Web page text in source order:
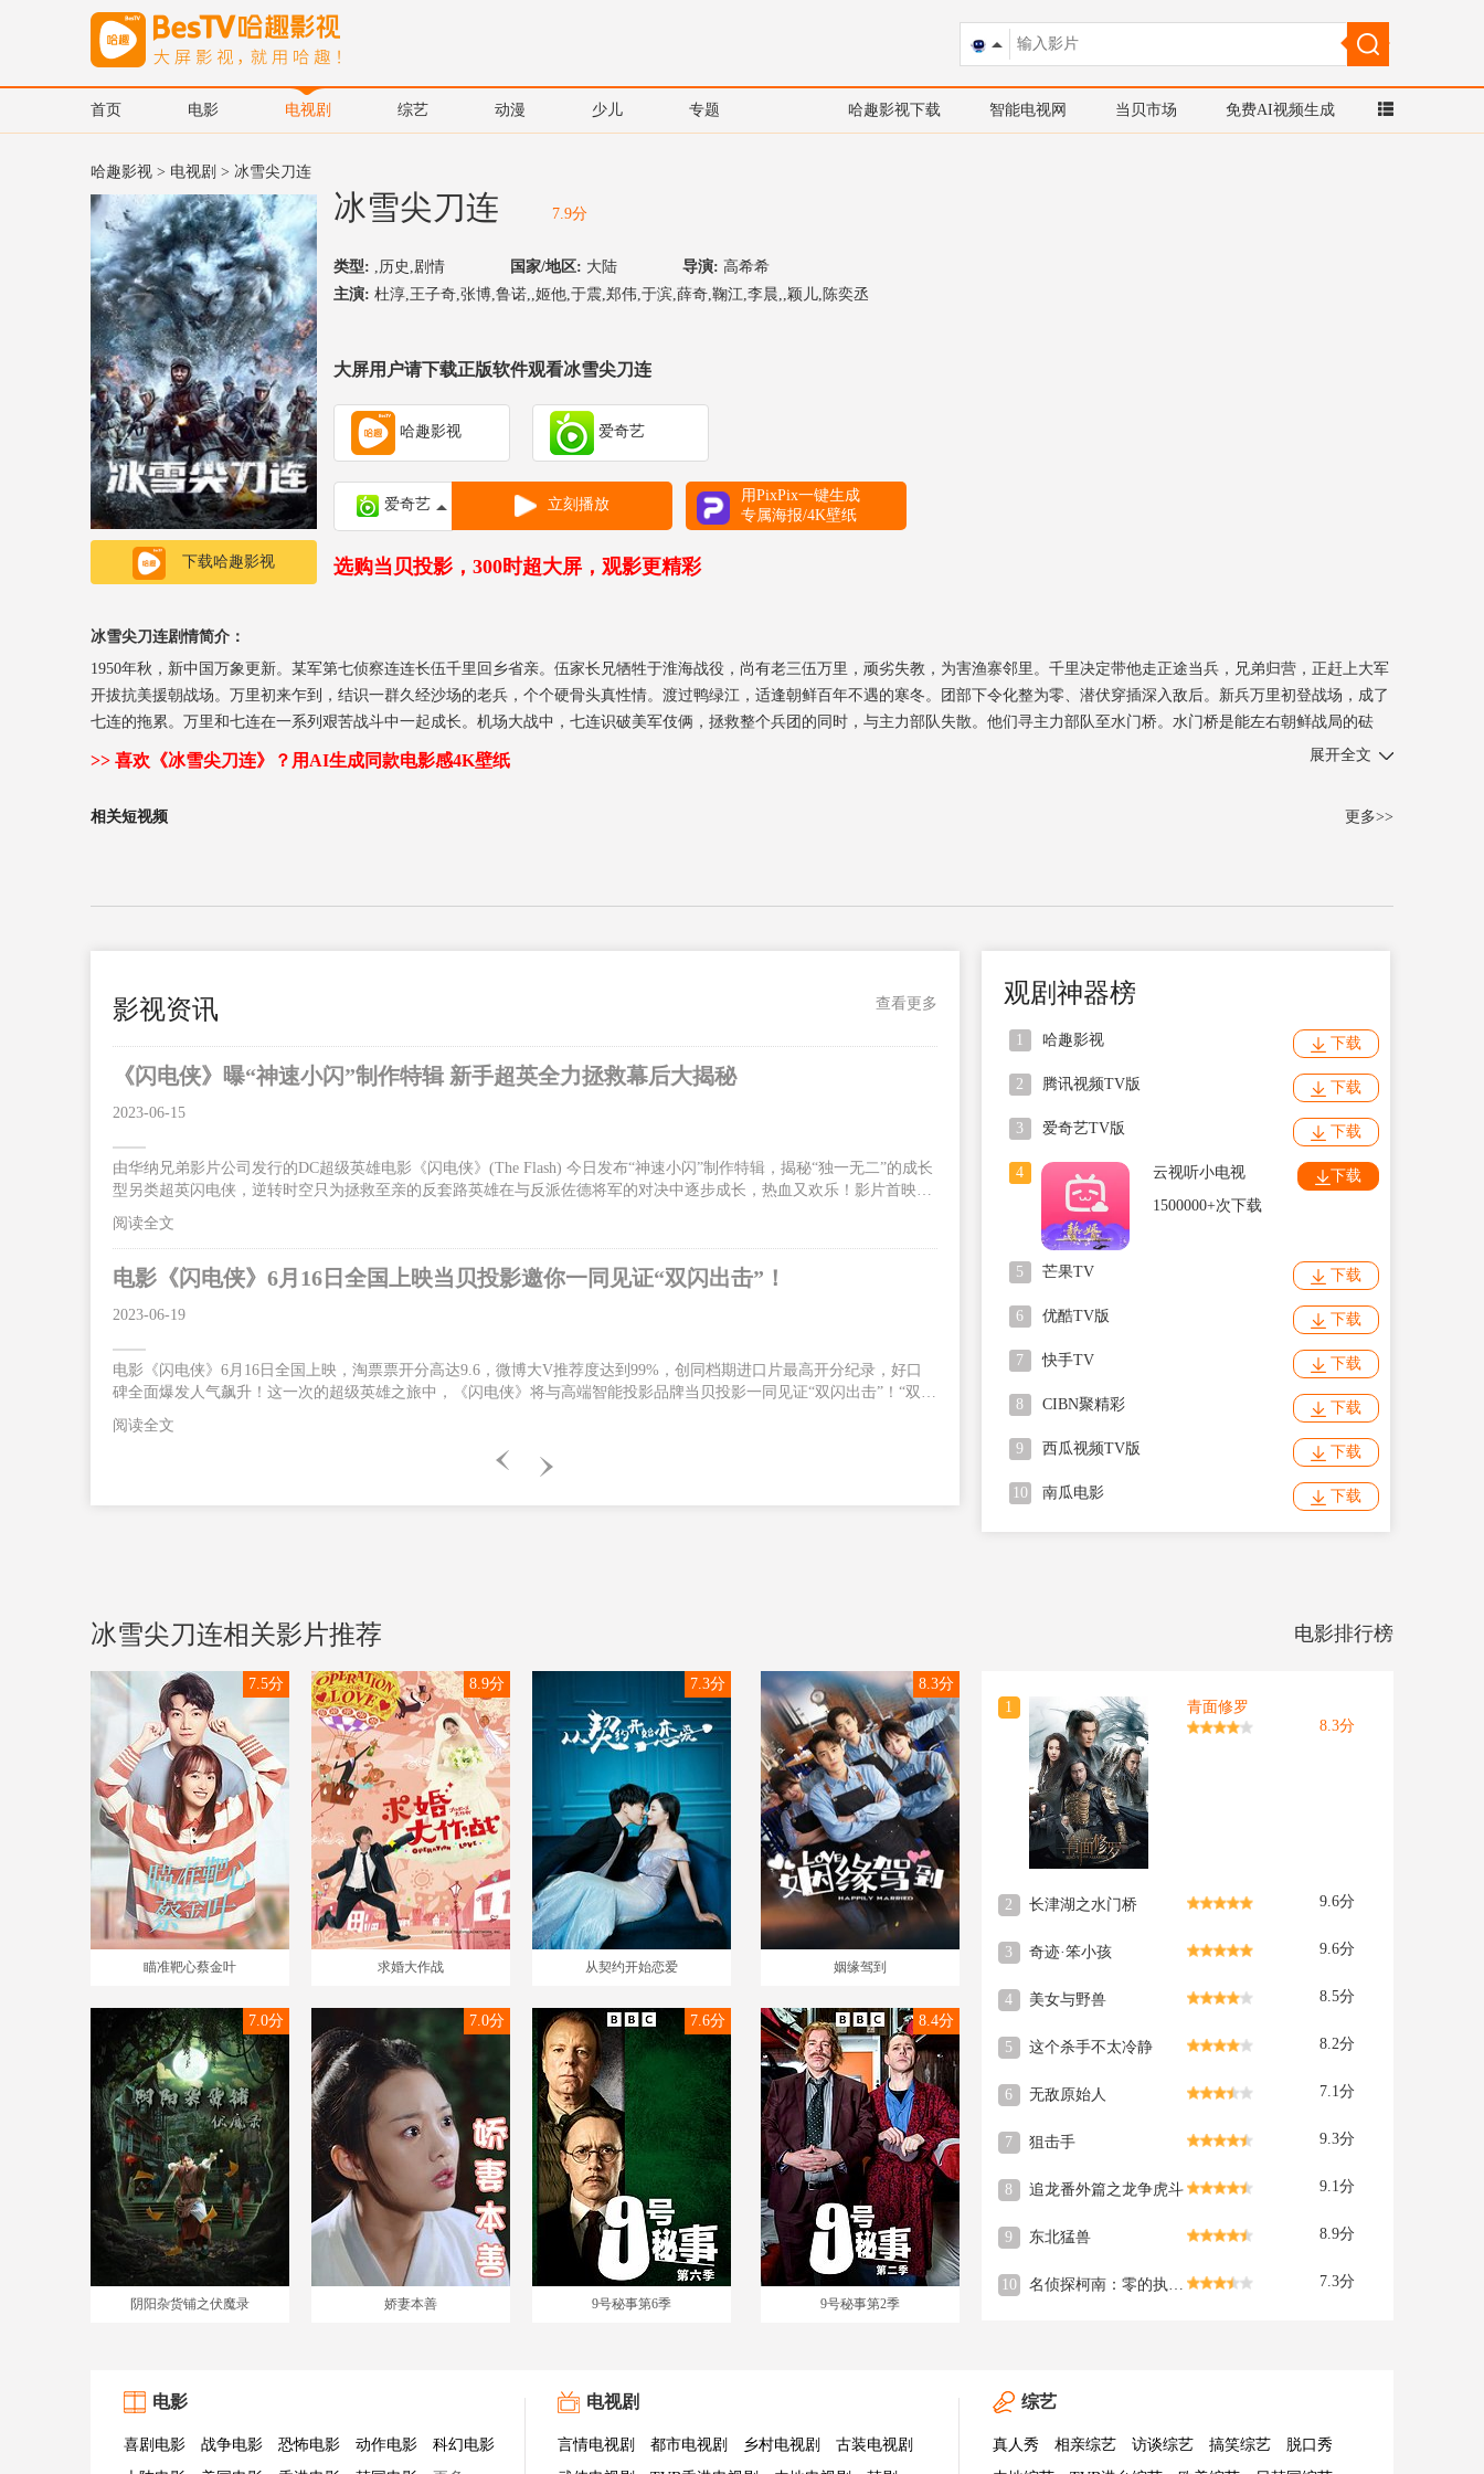
首页 电影 电视剧 综艺 动漫 少儿 专题 哈趣影视下载 智能电视网 当贝市场 免费AI视频生成
哈趣影视 > 电视剧 > 冰雪尖刀连
下载哈趣影视
冰雪尖刀连 7.9分
类型: ,历史,剧情 国家/地区: 大陆 导演: 高希希
主演: 杜淳,王子奇,张博,鲁诺,,姬他,于震,郑伟,于滨,薛奇,鞠江,李晨,,颖儿,陈奕丞
大屏用户请下载正版软件观看冰雪尖刀连
哈趣影视 爱奇艺
爱奇艺 立刻播放
用PixPix一键生成
专属海报/4K壁纸
选购当贝投影，300时超大屏，观影更精彩
冰雪尖刀连剧情简介：
1950年秋，新中国万象更新。某军第七侦察连连长伍千里回乡省亲。伍家长兄牺牲于淮海战役，尚有老三伍万里，顽劣失教，为害渔寨邻里。千里决定带他走正途当兵，兄弟归营，正赶上大军
开拔抗美援朝战场。万里初来乍到，结识一群久经沙场的老兵，个个硬骨头真性情。渡过鸭绿江，适逢朝鲜百年不遇的寒冬。团部下令化整为零、潜伏穿插深入敌后。新兵万里初登战场，成了
七连的拖累。万里和七连在一系列艰苦战斗中一起成长。机场大战中，七连识破美军伎俩，拯救整个兵团的同时，与主力部队失散。他们寻主力部队至水门桥。水门桥是能左右朝鲜战局的砝
码，仅剩三十余人的七连，必须完成炸桥任务。“钢七连”以伟大的牺牲和强大的革命意志，完成了这个足以彪炳史册的壮举。千里牺牲，万里成长为一名有担当的战士，他将用余生践行对哥哥
展开全文
>> 喜欢《冰雪尖刀连》？用AI生成同款电影感4K壁纸
更多>>
相关短视频
影视资讯 查看更多
《闪电侠》曝“神速小闪”制作特辑 新手超英全力拯救幕后大揭秘
2023-06-15
由华纳兄弟影片公司发行的DC超级英雄电影《闪电侠》(The Flash) 今日发布“神速小闪”制作特辑，揭秘“独一无二”的成长
型另类超英闪电侠，逆转时空只为拯救至亲的反套路英雄在与反派佐德将军的对决中逐步成长，热血又欢乐！影片首映口
碑大爆，“好看！好玩！好笑！好惊喜！无门槛爽感”，让影迷、观众嗨到上头！影片火热预售中，6月13、14日全国300场
超前点映震撼来袭。6月16日影片将以2D/CINITY/IMAX/DolbyCinema/CGS中国巨幕版本与北美同步正式上映！闪电侠为
质。片中
阅读全文
电影《闪电侠》6月16日全国上映当贝投影邀你一同见证“双闪出击”！
2023-06-19
电影《闪电侠》6月16日全国上映，淘票票开分高达9.6，微博大V推荐度达到99%，创同档期进口片最高开分纪录，好口
碑全面爆发人气飙升！这一次的超级英雄之旅中，《闪电侠》将与高端智能投影品牌当贝投影一同见证“双闪出击”！“双闪
合体”突破光速燃炸银幕 闪电侠逆时营救感动不断据悉，《闪电侠》由华纳兄弟影片公司出品，安迪·穆斯切蒂执导，埃兹
拉·米勒、迈克尔·基顿、萨莎·卡莱、本·阿弗莱克等主演。影片中，闪电侠为了拯救至亲穿越时空，却无意引发宇宙危
机，反派佐德将军卷土重来。为了让一切重归正轨，闪电侠决定联手蝙蝠侠超女一同合力出击。电影中闪电侠拥有了超能
阅读全文
观剧神器榜
1 哈趣影视 下载
2 腾讯视频TV版 下载
3 爱奇艺TV版 下载
4 云视听小电视
下载
1500000+次下载
5 芒果TV 下载
6 优酷TV版 下载
7 快手TV 下载
8 CIBN聚精彩 下载
9 西瓜视频TV版 下载
10 南瓜电影 下载
冰雪尖刀连相关影片推荐 电影排行榜
瞄准靶心蔡金叶
7.5分
求婚大作战
8.9分
从契约开始恋爱
7.3分
姻缘驾到
8.3分
阴阳杂货铺之伏魔录
7.0分
娇妻本善
7.0分
9号秘事第6季
7.6分
9号秘事第2季
8.4分
1
青面修罗
8.3分
2 长津湖之水门桥 9.6分
3 奇迹·笨小孩 9.6分
4 美女与野兽 8.5分
5 这个杀手不太冷静 8.2分
6 无敌原始人 7.1分
7 狙击手 9.3分
8 追龙番外篇之龙争虎斗 9.1分
9 东北猛兽 8.9分
10 7.3分
电影
喜剧电影 战争电影 恐怖电影 动作电影
科幻电影
电视剧
言情电视剧 都市电视剧 乡村电视剧
古装电视剧
综艺
真人秀 相亲综艺 访谈综艺 搞笑综艺
脱口秀